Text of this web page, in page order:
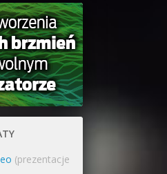
(prezentacje